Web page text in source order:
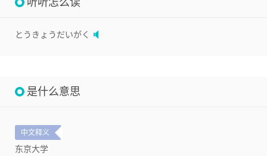
とうきょうだいがく
是什么意思
中文释义
东京大学